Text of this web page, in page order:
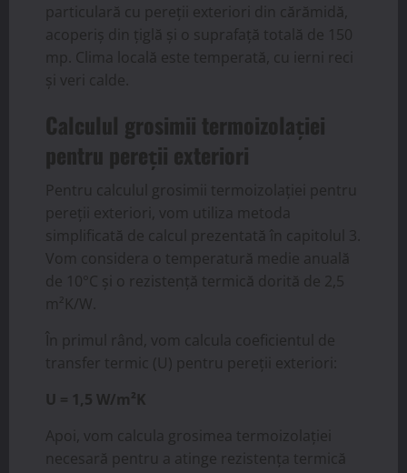
particulară cu pereții exteriori din cărămidă,
acoperiș din țiglă și o suprafață totală de 150
mp. Clima locală este temperată, cu ierni reci
și veri calde.
Calculul grosimii termoizolației
pentru pereții exteriori
Pentru calculul grosimii termoizolației pentru
pereții exteriori, vom utiliza metoda
simplificată de calcul prezentată în capitolul 3.
Vom considera o temperatură medie anuală
de 10°C și o rezistență termică dorită de 2,5
m²K/W.
În primul rând, vom calcula coeficientul de
transfer termic (U) pentru pereții exteriori:
U = 1,5 W/m²K
Apoi, vom calcula grosimea termoizolației
necesară pentru a atinge rezistența termică